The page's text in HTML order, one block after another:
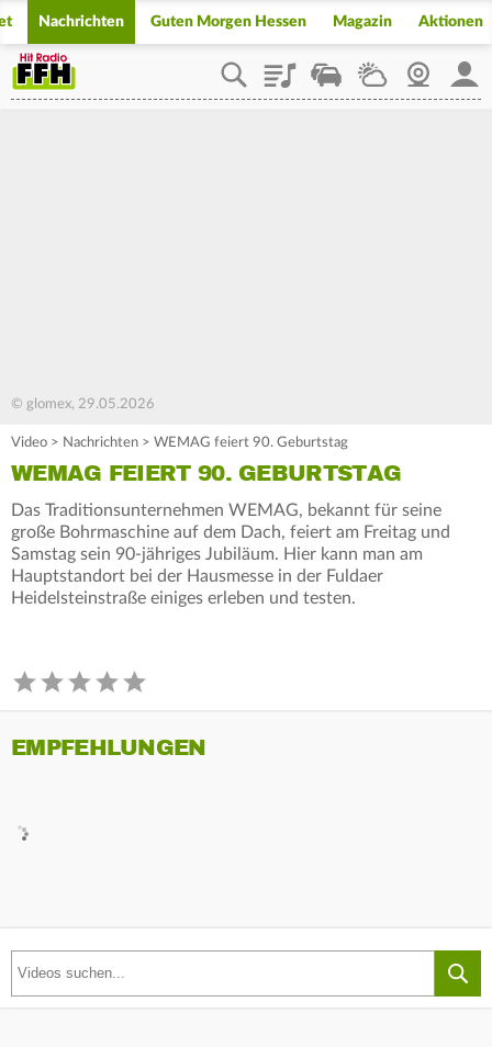
Nachrichten Guten Morgen Hessen Magazin Aktionen
PlaylistStaupilotWetterWebcam
© glomex, 29.05.2026
Video > Nachrichten > WEMAG feiert 90. Geburtstag
WEMAG FEIERT 90. GEBURTSTAG
Das Traditionsunternehmen WEMAG, bekannt für seine
große Bohrmaschine auf dem Dach, feiert am Freitag und
Samstag sein 90-jähriges Jubiläum. Hier kann man am
Hauptstandort bei der Hausmesse in der Fuldaer
Heidelsteinstraße einiges erleben und testen.
EMPFEHLUNGEN